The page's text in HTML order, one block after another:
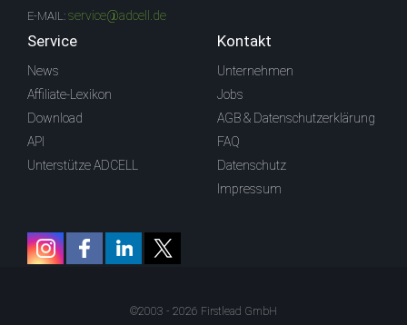
E-MAIL: service@adcell.de
Service
News
Affiliate-Lexikon
Download
API
Unterstütze ADCELL
Kontakt
Unternehmen
Jobs
AGB & Datenschutzerklärung
FAQ
Datenschutz
Impressum
©2003 - 2026 Firstlead GmbH